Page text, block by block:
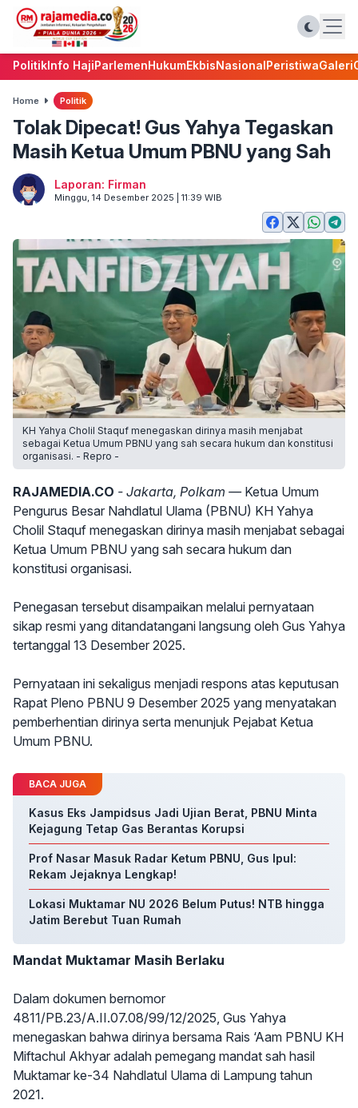
PolitikInfo HajiParlemenHukumEkbisNasionalPeristiwaGaleri
Home Politik
Tolak Dipecat! Gus Yahya Tegaskan
Masih Ketua Umum PBNU yang Sah
Laporan: Firman
Minggu, 14 Desember 2025 | 11:39 WIB
KH Yahya Cholil Staquf menegaskan dirinya masih menjabat
sebagai Ketua Umum PBNU yang sah secara hukum dan konstitusi
organisasi. - Repro -
RAJAMEDIA.CO - Jakarta, Polkam — Ketua Umum
Pengurus Besar Nahdlatul Ulama (PBNU) KH Yahya
Cholil Staquf menegaskan dirinya masih menjabat sebagai
Ketua Umum PBNU yang sah secara hukum dan
konstitusi organisasi.
Penegasan tersebut disampaikan melalui pernyataan
sikap resmi yang ditandatangani langsung oleh Gus Yahya
tertanggal 13 Desember 2025.
Pernyataan ini sekaligus menjadi respons atas keputusan
Rapat Pleno PBNU 9 Desember 2025 yang menyatakan
pemberhentian dirinya serta menunjuk Pejabat Ketua
Umum PBNU.
BACA JUGA
Kasus Eks Jampidsus Jadi Ujian Berat, PBNU Minta
Kejagung Tetap Gas Berantas Korupsi
Prof Nasar Masuk Radar Ketum PBNU, Gus Ipul:
Rekam Jejaknya Lengkap!
Lokasi Muktamar NU 2026 Belum Putus! NTB hingga
Jatim Berebut Tuan Rumah
Mandat Muktamar Masih Berlaku
Dalam dokumen bernomor
4811/PB.23/A.II.07.08/99/12/2025, Gus Yahya
menegaskan bahwa dirinya bersama Rais ‘Aam PBNU KH
Miftachul Akhyar adalah pemegang mandat sah hasil
Muktamar ke-34 Nahdlatul Ulama di Lampung tahun
2021.